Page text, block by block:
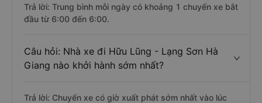
Trả lời: Trung bình mỗi ngày có khoảng 1 chuyến xe bắt
đầu từ 6:00 đến 6:00.
Câu hỏi: Nhà xe đi Hữu Lũng - Lạng Sơn Hà
Giang nào khởi hành sớm nhất?
Trả lời: Chuyến xe có giờ xuất phát sớm nhất vào lúc